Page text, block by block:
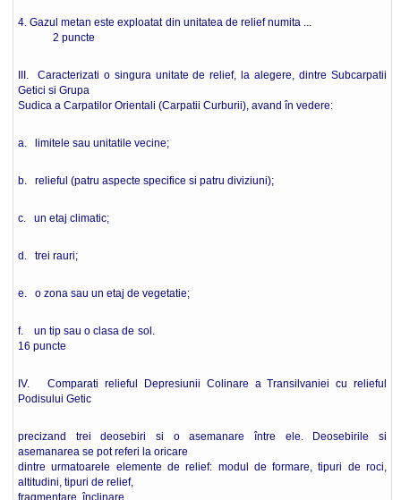
4. Gazul metan este exploatat din unitatea de relief numita ...
2 puncte
III. Caracterizati o singura unitate de relief, la alegere, dintre Subcarpatii
Getici si Grupa
Sudica a Carpatilor Orientali (Carpatii Curburii), avand în vedere:
a. limitele sau unitatile vecine;
b. relieful (patru aspecte specifice si patru diviziuni);
c. un etaj climatic;
d. trei rauri;
e. o zona sau un etaj de vegetatie;
f. un tip sau o clasa de sol.
16 puncte
IV. Comparati relieful Depresiunii Colinare a Transilvaniei cu relieful
Podisului Getic
precizand trei deosebiri si o asemanare între ele. Deosebirile si
asemanarea se pot referi la oricare
dintre urmatoarele elemente de relief: modul de formare, tipuri de roci,
altitudini, tipuri de relief,
fragmentare, înclinare.